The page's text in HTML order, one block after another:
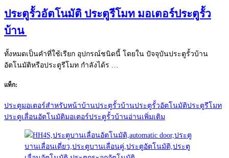
ประตูรั้วอัตโนมัติ ประตูรีโมท มอเตอร์ประตูรั้ว
บ้าน
ทั้งหมดเป็นคำที่ใช้เรียก อุปกรณ์ชนิดนี้ โดยใน ปัจจุบันประตูรั้วบ้าน
อัตโนมัติหรือประตูรีโมท กำลังได้ร …
แท็ก:
ประตูมอเตอร์สำหรับหน้าบ้านประตูรั้วบ้านประตูรั้วอัตโนมัติประตูรีโมท
ประตูเลื่อนอัตโนมัติมอเตอร์ประตูรั้วบ้านอ่านเพิ่มเติม